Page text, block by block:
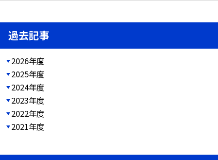
過去記事
2026年度
2025年度
2024年度
2023年度
2022年度
2021年度